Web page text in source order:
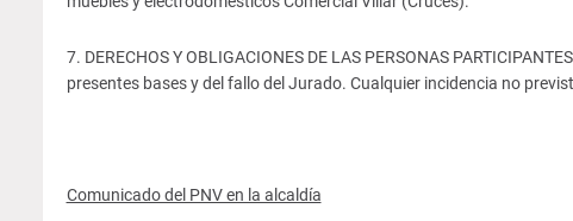
7. DERECHOS Y OBLIGACIONES DE LAS PERSONAS
presentes bases y del fallo del Jurado. Cualquier incidencia no
Comunicado del PNV en la alcaldía